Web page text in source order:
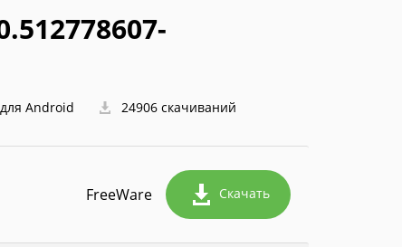
Android 24906 скачиваний
FreeWare Скачать